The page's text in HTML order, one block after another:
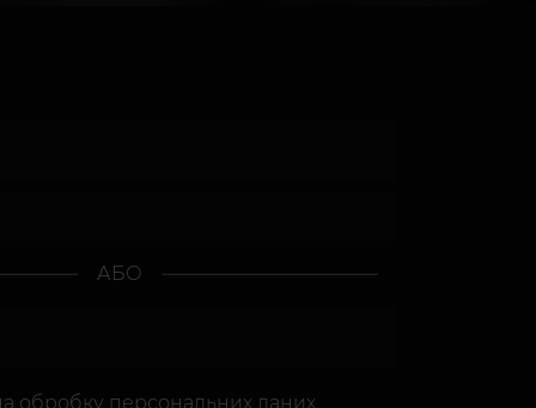
АБО
обробку персональних даних